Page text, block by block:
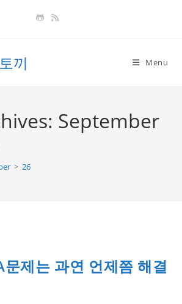
끼 Menu
September
> 26
제는 과연 언제쯤 해결